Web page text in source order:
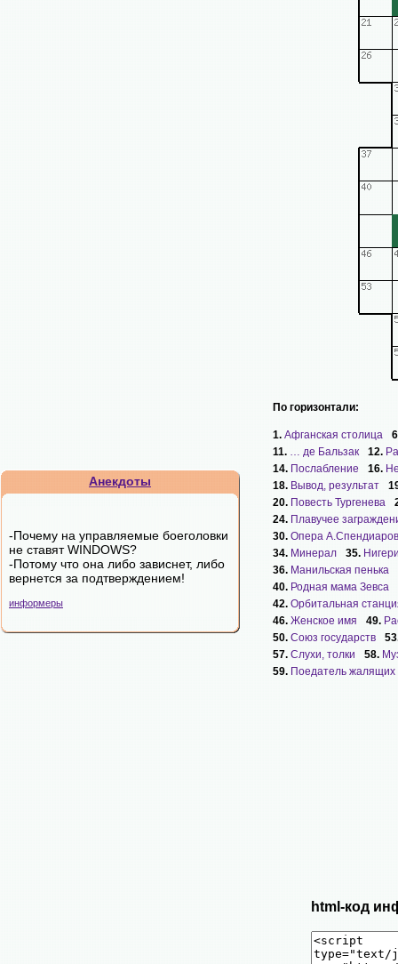
Анекдоты
-Почему на управляемые боеголовки
не ставят WINDOWS?
-Потому что она либо зависнет, либо
вернется за подтверждением!
информеры
По горизонтали:
1. Афганская столица
11. … де Бальзак 12.
14. Послабление 16.
18. Вывод, результат
20. Повесть Тургенева
24. Плавучее
30. Опера
34. Минерал 35.
36. Манильская пенька
40. Родная мама Зевса
42. Орбитальная
46. Женское имя 49.
50. Союз государств
57. Слухи, толки 58.
59. Поедатель жалящих
html-код